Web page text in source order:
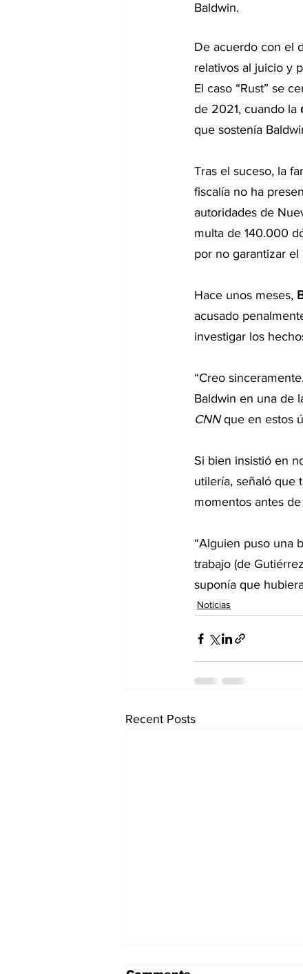
Baldwin.
De acuerdo con el
relativos al juicio y
El caso “Rust” se
de 2021, cuando la
que sostenía
Tras el suceso, la
fiscalía no ha
autoridades de
multa de 140.000
por no garantizar
Hace unos meses,
acusado
investigar los
“Creo
Baldwin en una de
CNN que en estos
Si bien insistió en
utilería, señaló que
momentos antes
“Alguien puso una
trabajo (de
suponía que
Noticias
Recent Posts